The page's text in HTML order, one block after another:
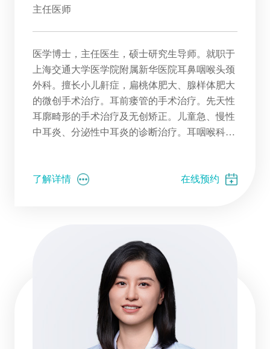
主任医师
医学博士，主任医生，硕士研究生导师。就职于
上海交通大学医学院附属新华医院耳鼻咽喉头颈
外科。擅长小儿鼾症，扁桃体肥大、腺样体肥大
的微创手术治疗。耳前瘘管的手术治疗。先天性
耳廓畸形的手术治疗及无创矫正。儿童急、慢性
中耳炎、分泌性中耳炎的诊断治疗。耳咽喉科常
了解详情
在线预约